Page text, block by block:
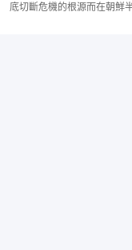
底切斷危機的根源而在朝鮮